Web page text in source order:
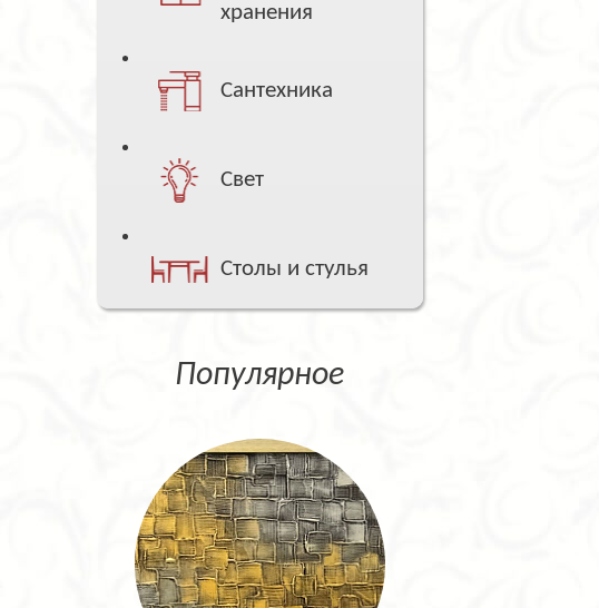
хранения
Сантехника
Свет
Столы и стулья
Популярное